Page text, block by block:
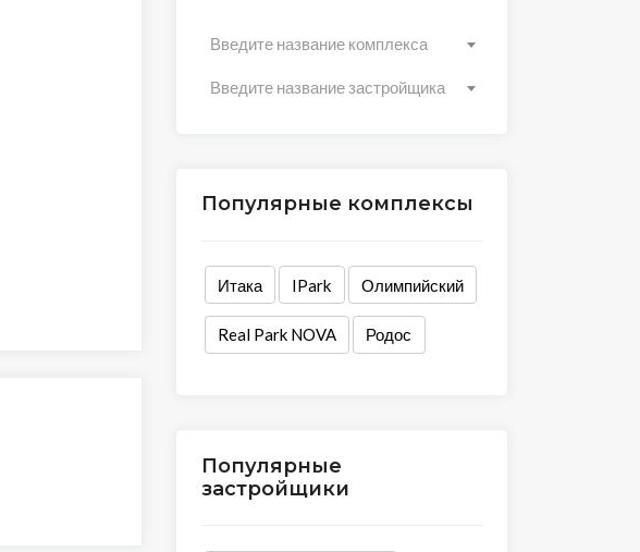
Введите название комплекса
Введите название застройщика
Популярные комплексы
Итака IPark Олимпийский
Real Park NOVA Родос
Популярные
застройщики